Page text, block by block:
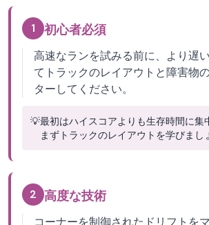
1 初心者必須
高速なランを試みる前に、より遅
てトラックのレイアウトと障害物
ターしてください。
💡最初はハイスコアよりも生存時間に集
まずトラックのレイアウトを学びまし
2 高度な技術
コーナーを制御されたドリフトを